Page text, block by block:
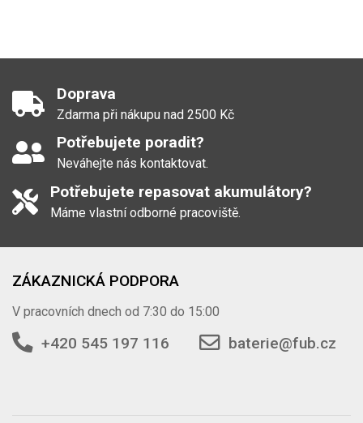
Doprava
Zdarma při nákupu nad 2500 Kč
Potřebujete poradit?
Neváhejte nás kontaktovat.
Potřebujete repasovat akumulátory?
Máme vlastní odborné pracoviště.
ZÁKAZNICKÁ PODPORA
V pracovních dnech od 7:30 do 15:00
+420 545 197 116 baterie@fub.cz